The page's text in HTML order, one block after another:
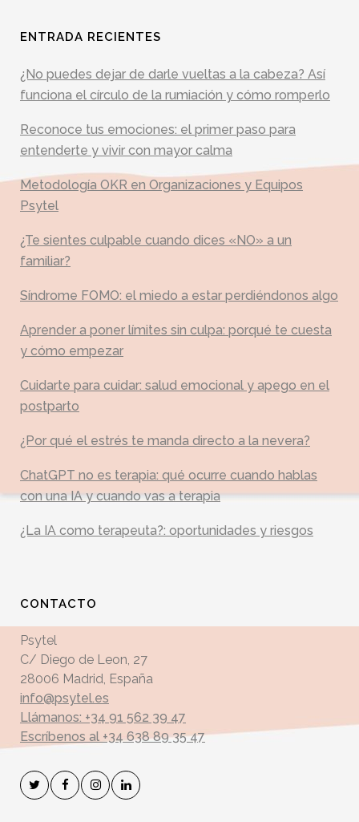
ENTRADA RECIENTES
¿No puedes dejar de darle vueltas a la cabeza? Así
funciona el círculo de la rumiación y cómo romperlo
Reconoce tus emociones: el primer paso para
entenderte y vivir con mayor calma
Metodología OKR en Organizaciones y Equipos
Psytel
¿Te sientes culpable cuando dices «NO» a un
familiar?
Síndrome FOMO: el miedo a estar perdiéndonos algo
Aprender a poner límites sin culpa: porqué te cuesta
y cómo empezar
Cuidarte para cuidar: salud emocional y apego en el
postparto
¿Por qué el estrés te manda directo a la nevera?
ChatGPT no es terapia: qué ocurre cuando hablas
con una IA y cuando vas a terapia
¿La IA como terapeuta?: oportunidades y riesgos
CONTACTO
Psytel
C/ Diego de Leon, 27
28006 Madrid, España
info@psytel.es
Llámanos: +34 91 562 39 47
Escríbenos al +34 638 89 35 47